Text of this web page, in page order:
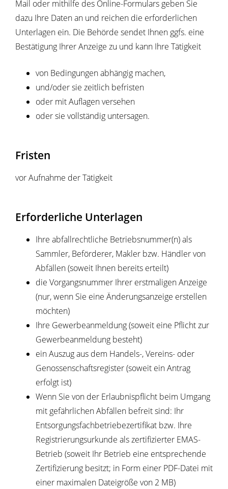
Mail oder mithilfe des Online-Formulars geben Sie
dazu Ihre Daten an und reichen die erforderlichen
Unterlagen ein. Die Behörde sendet Ihnen ggfs. eine
Bestätigung Ihrer Anzeige zu und kann Ihre Tätigkeit
von Bedingungen abhängig machen,
und/oder sie zeitlich befristen
oder mit Auflagen versehen
oder sie vollständig untersagen.
Fristen
vor Aufnahme der Tätigkeit
Erforderliche Unterlagen
Ihre abfallrechtliche Betriebsnummer(n) als
Sammler, Beförderer, Makler bzw. Händler von
Abfällen (soweit Ihnen bereits erteilt)
die Vorgangsnummer Ihrer erstmaligen Anzeige
(nur, wenn Sie eine Änderungsanzeige erstellen
möchten)
Ihre Gewerbeanmeldung (soweit eine Pflicht zur
Gewerbeanmeldung besteht)
ein Auszug aus dem Handels-, Vereins- oder
Genossenschaftsregister (soweit ein Antrag
erfolgt ist)
Wenn Sie von der Erlaubnispflicht beim Umgang
mit gefährlichen Abfällen befreit sind: Ihr
Entsorgungsfachbetriebezertifikat bzw. Ihre
Registrierungsurkunde als zertifizierter EMAS-
Betrieb (soweit Ihr Betrieb eine entsprechende
Zertifizierung besitzt; in Form einer PDF-Datei mit
einer maximalen Dateigröße von 2 MB)